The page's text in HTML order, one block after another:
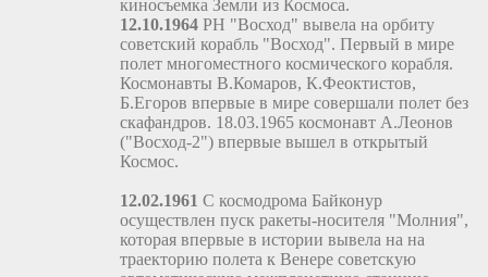
киносъемка Земли из Космоса.
12.10.1964 РН "Восход" вывела на орбиту
советский корабль "Восход". Первый в мире
полет многоместного космического корабля.
Космонавты В.Комаров, К.Феоктистов,
Б.Егоров впервые в мире совершали полет без
скафандров. 18.03.1965 космонавт А.Леонов
("Восход-2") впервые вышел в открытый
Космос.
12.02.1961 С космодрома Байконур
осуществлен пуск ракеты-носителя "Молния",
которая впервые в истории вывела на на
траекторию полета к Венере советскую